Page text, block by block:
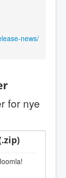
news/
for nye